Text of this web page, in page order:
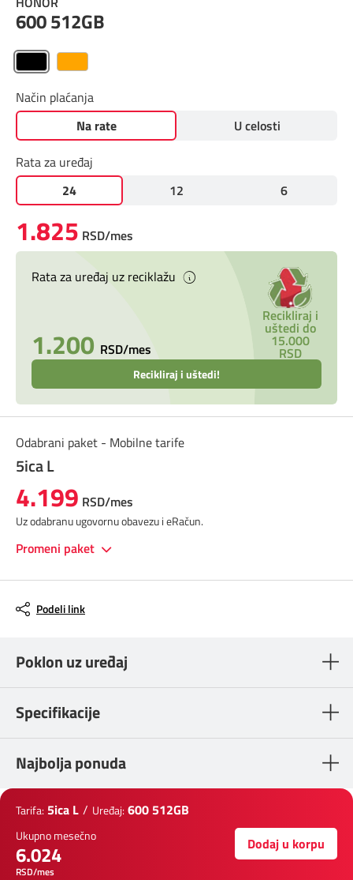
Prilagođeno tebi
Putuj pametnije
600 512GB
Način plaćanja
Na rate
U celosti
Rata za uređaj
24
12 6
1.825 RSD/mes
Rata za uređaj uz reciklažu
1.200 RSD/mes
Recikliraj i
uštedi do
15.000
RSD
Recikliraj i uštedi!
Odabrani paket - Mobilne tarife
5ica L
4.199 RSD/mes
Uz odabranu ugovornu obavezu i eRačun.
Promeni paket
Podeli link
Poklon uz uređaj
Specifikacije
Najbolja ponuda
Tarifa: 5ica L / Uređaj: 600 512GB
Ukupno mesečno
6.024
RSD/mes
Dodaj u korpu